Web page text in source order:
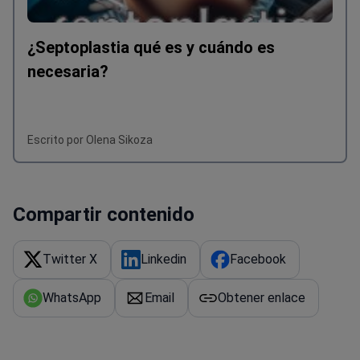
¿Septoplastia qué es y cuándo es
necesaria?
Escrito por Olena Sikoza
Compartir contenido
Twitter X Linkedin Facebook
WhatsApp Email Obtener enlace